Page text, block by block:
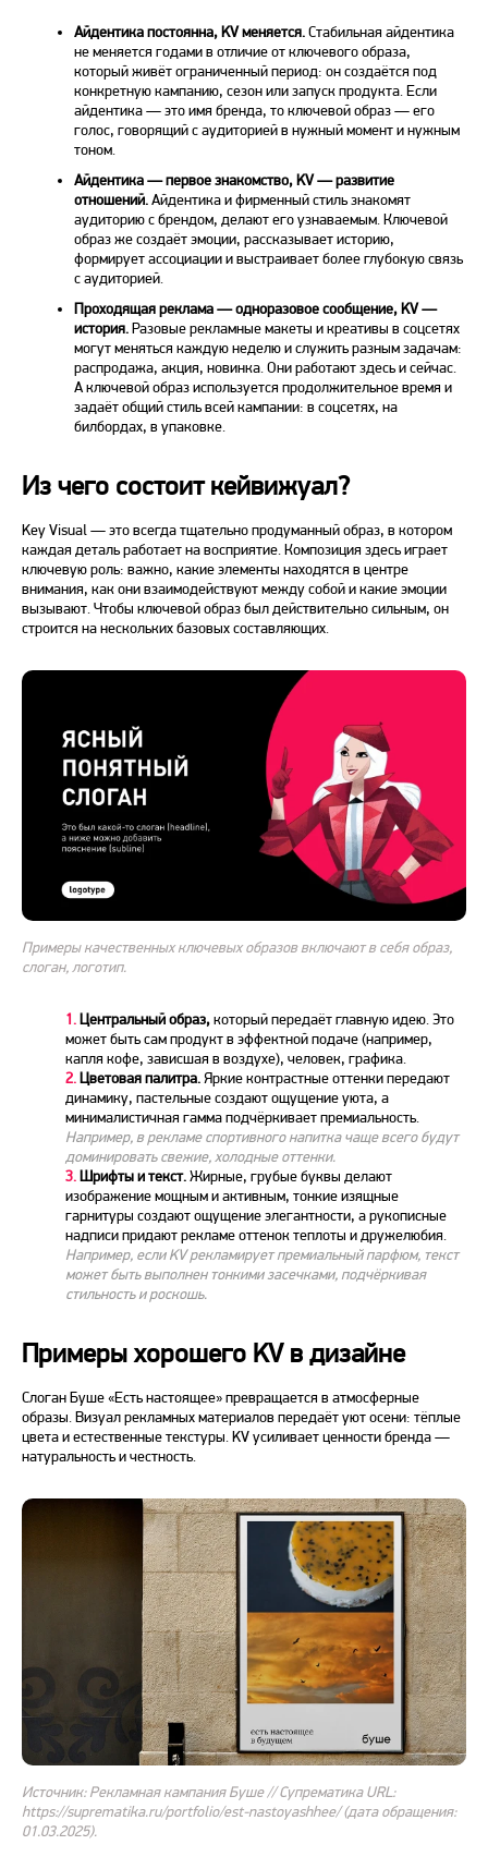
Айдентика постоянна, KVменяется.Стабильная айдентика
не меняется годами в отличие от ключевого образа,
который живёт ограниченный период: он создаётся под
конкретную кампанию, сезон или запуск продукта. Если
айдентика — это имя бренда, то ключевой образ — его
голос, говорящий с аудиторией в нужный момент и нужным
тоном.
Айдентика — первое знакомство, KV— развитие
отношений.Айдентика и фирменный стиль знакомят
аудиторию с брендом, делают его узнаваемым. Ключевой
образ же создаёт эмоции, рассказывает историю,
формирует ассоциации и выстраивает более глубокую связь
с аудиторией.
Проходящая реклама — одноразовое сообщение, KV—
история.Разовые рекламные макеты и креативы в соцсетях
могут меняться каждую неделю и служить разным задачам:
распродажа, акция, новинка. Они работают здесь и сейчас.
А ключевой образ используется продолжительное время и
задаёт общий стиль всей кампании: в соцсетях, на
билбордах, в упаковке.
Из чего состоит кейвижуал?
Key Visual — это всегда тщательно продуманный образ, в котором
каждая деталь работает на восприятие. Композиция здесь играет
ключевую роль: важно, какие элементы находятся в центре
внимания, как они взаимодействуют между собой и какие эмоции
вызывают. Чтобы ключевой образ был действительно сильным, он
строится на нескольких базовых составляющих.
Примеры качественных ключевых образов включают в себя образ,
слоган, логотип.
1.Центральный образ,который передаёт главную идею. Это
может быть сам продукт в эффектной подаче (например,
капля кофе, зависшая в воздухе), человек, графика.
2.Цветовая палитра.Яркие контрастные оттенки передают
динамику, пастельные создают ощущение уюта, а
минималистичная гамма подчёркивает премиальность.
Например, в рекламе спортивного напитка чаще всего будут
доминировать свежие, холодные оттенки.
3.Шрифты и текст.Жирные, грубые буквы делают
изображение мощным и активным, тонкие изящные
гарнитуры создают ощущение элегантности, а рукописные
надписи придают рекламе оттенок теплоты и дружелюбия.
Например, если KV рекламирует премиальный парфюм, текст
может быть выполнен тонкими засечками, подчёркивая
стильность и роскошь.
Примеры хорошего KV в дизайне
Слоган Буше «Есть настоящее» превращается в атмосферные
образы. Визуал рекламных материалов передаёт уют осени: тёплые
цвета и естественные текстуры. KVусиливает ценности бренда —
натуральность и честность.
Источник: Рекламная кампания Буше // Супрематика URL:
https://suprematika.ru/portfolio/est-nastoyashhee/ (дата обращения:
01.03.2025).